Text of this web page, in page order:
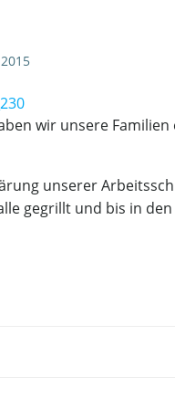
wir unsere
unserer
gegrillt und bis in